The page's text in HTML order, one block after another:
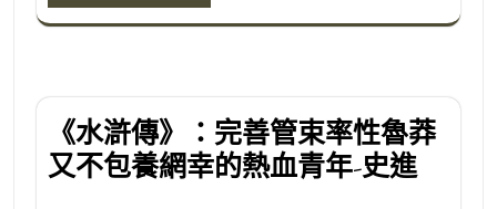
《水滸傳》：完善管束率性魯莽
又不包養網幸的熱血青年-史進